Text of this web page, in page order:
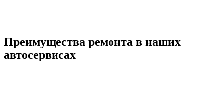
Преимущества ремонта в наших
автосервисах